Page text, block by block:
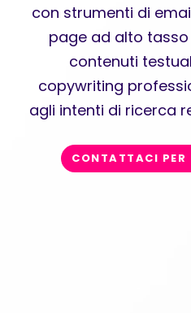
con strumenti di
page ad alto
contenuti
copywriting
agli intenti di ricerca
CONTATTACI PER